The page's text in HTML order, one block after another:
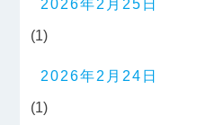
2026年2月25日
(1)
2026年2月24日
(1)